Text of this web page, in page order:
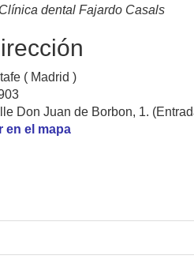
dental Fajardo Casals
( Madrid )
Don Juan de Borbon, 1.
en el mapa